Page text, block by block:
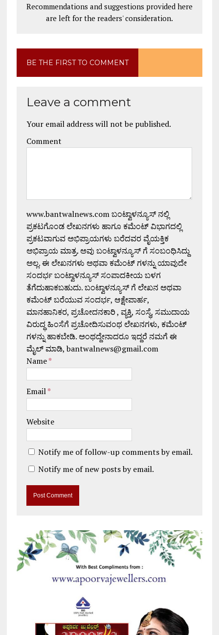
Recommendations and suggestions provided here
are left for the readers' consideration.
BE THE FIRST TO COMMENT
Leave a comment
Your email address will not be published.
Comment
www.bantwalnews.com ಬಂಟ್ವಾಳನ್ಯೂಸ್ ನಲ್ಲಿ
ಪ್ರಕಟಗೊಂಡ ಲೇಖನಗಳು ಹಾಗೂ ಕಮೆಂಟ್ ವಿಭಾಗದಲ್ಲಿ
ಪ್ರಕಟವಾಗುವ ಅಭಿಪ್ರಾಯಗಳು ಬರೆದವರ ವೈಯಕ್ತಿಕ
ಅಭಿಪ್ರಾಯ ಮಾತ್ರ. ಅವು ಬಂಟ್ವಾಳನ್ಯೂಸ್ ಗೆ ಸಂಬಂಧಿಸಿದ್ದು
ಅಲ್ಲ. ಈ ಲೇಖನಗಳು ಅಥವಾ ಕಮೆಂಟ್ ಗಳನ್ನು ಯಾವುದೇ
ಸಂದರ್ಭ ಬಂಟ್ವಾಳನ್ಯೂಸ್ ಸಂಪಾದಕೀಯ ಬಳಗ
ತೆಗೆದುಹಾಕಬಹುದು. ಬಂಟ್ವಾಳನ್ಯೂಸ್ ಗೆ ಲೇಖನ ಅಥವಾ
ಕಮೆಂಟ್ ಬರೆಯುವ ಸಂದರ್ಭ, ಆಕ್ಷೇಪಾರ್ಹ,
ಮಾನಹಾನಿಕರ, ಪ್ರಚೋದನಕಾರಿ , ವ್ಯಕ್ತಿ, ಸಂಸ್ಥೆ, ಸಮುದಾಯ
ವಿರುದ್ಧ ಹಿಂಸೆಗೆ ಪ್ರಚೋದಿಸುವಂಥ ಲೇಖನಗಳು, ಕಮೆಂಟ್
ಗಳನ್ನು ಹಾಕಬೇಡಿ. ಅಂಥದ್ದೇನಾದರೂ ಇದ್ದರೆ ನಮಗೆ ಈ
ಮೈಲ್ ಮಾಡಿ, bantwalnews@gmail.com
Name*
Email*
Website
Notify me of follow-up comments by email.
Notify me of new posts by email.
t
e
r